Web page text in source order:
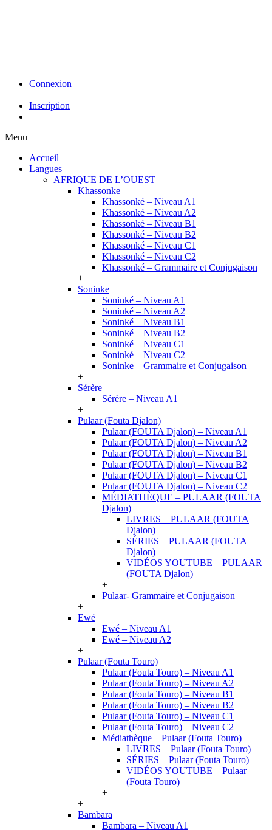
Connexion
|
Inscription
Menu
Accueil
Langues
AFRIQUE DE L’OUEST
Khassonke
Khassonké – Niveau A1
Khassonké – Niveau A2
Khassonké – Niveau B1
Khassonké – Niveau B2
Khassonké – Niveau C1
Khassonké – Niveau C2
Khassonké – Grammaire et Conjugaison
+
Soninke
Soninké – Niveau A1
Soninké – Niveau A2
Soninké – Niveau B1
Soninké – Niveau B2
Soninké – Niveau C1
Soninké – Niveau C2
Soninke – Grammaire et Conjugaison
+
Sérère
Sérère – Niveau A1
+
Pulaar (Fouta Djalon)
Pulaar (FOUTA Djalon) – Niveau A1
Pulaar (FOUTA Djalon) – Niveau A2
Pulaar (FOUTA Djalon) – Niveau B1
Pulaar (FOUTA Djalon) – Niveau B2
Pulaar (FOUTA Djalon) – Niveau C1
Pulaar (FOUTA Djalon) – Niveau C2
MÉDIATHÈQUE – PULAAR (FOUTA
Djalon)
LIVRES – PULAAR (FOUTA
Djalon)
SÉRIES – PULAAR (FOUTA
Djalon)
VIDÉOS YOUTUBE – PULAAR
(FOUTA Djalon)
+
Pulaar- Grammaire et Conjugaison
+
Ewé
Ewé – Niveau A1
Ewé – Niveau A2
+
Pulaar (Fouta Touro)
Pulaar (Fouta Touro) – Niveau A1
Pulaar (Fouta Touro) – Niveau A2
Pulaar (Fouta Touro) – Niveau B1
Pulaar (Fouta Touro) – Niveau B2
Pulaar (Fouta Touro) – Niveau C1
Pulaar (Fouta Touro) – Niveau C2
Médiathèque – Pulaar (Fouta Touro)
LIVRES – Pulaar (Fouta Touro)
SÉRIES – Pulaar (Fouta Touro)
VIDÉOS YOUTUBE – Pulaar
(Fouta Touro)
+
+
Bambara
Bambara – Niveau A1